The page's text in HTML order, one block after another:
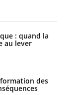
: quand la
au lever
des